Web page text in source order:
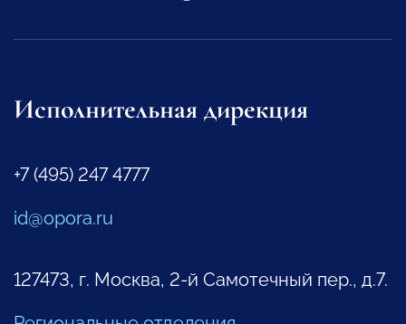
Исполнительная дирекция
+7 (495) 247 4777
id@opora.ru
127473, г. Москва, 2-й Самотечный пер., д.7.